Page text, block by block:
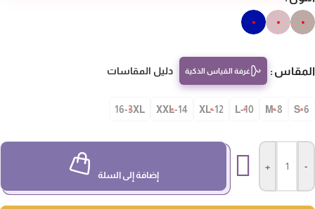
غرفة القياس الذكية دليل المقاسات
S-
10-L
12-XL
14-XXL
16-3XL
إضافة إلى السلة